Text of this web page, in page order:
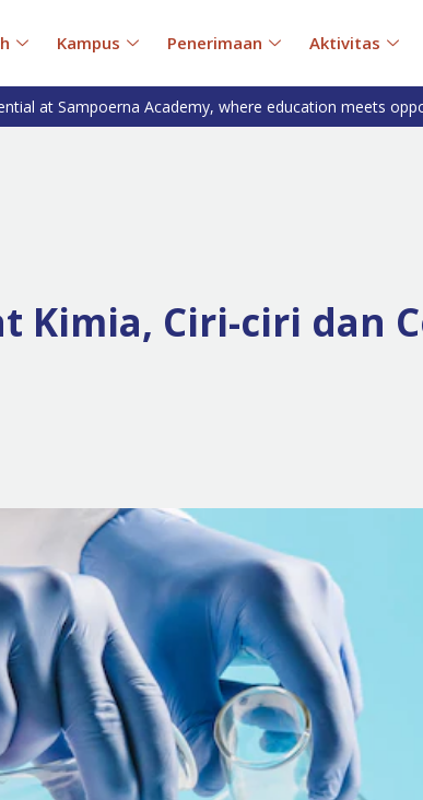
Kampus Penerimaan Aktivitas
at Sampoerna Academy, where education meets
Kimia, Ciri-ciri dan